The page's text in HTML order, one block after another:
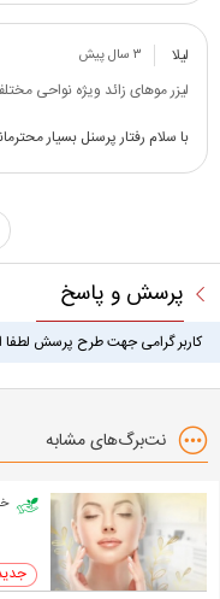
لیلا ۳ سال پیش
لیزر موهای زائد ویژه نواحی
با سلام رفتار پرسنل بسیار
پرسش و پاسخ
کاربر گرامی جهت طرح پرسش لطفا
نت‌برگ‌های مشابه